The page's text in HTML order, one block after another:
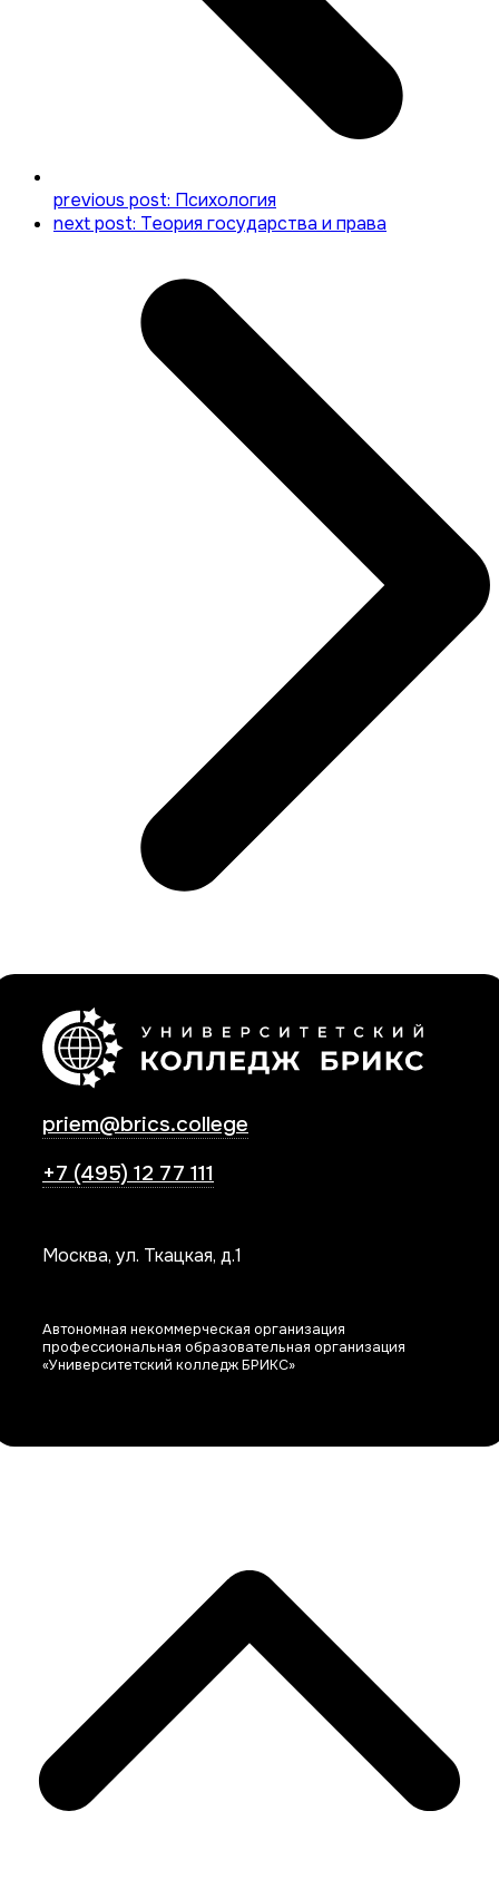
previous post: Психология
next post: Теория государства и права
priem@brics.college
+7 (495) 12 77 111
Москва, ул. Ткацкая, д.1
Автономная некоммерческая организация
профессиональная образовательная организация
«Университетский колледж БРИКС»